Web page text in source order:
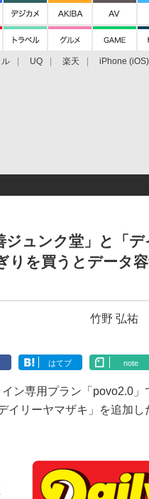
ル UQ 楽天 iPhone (iOS)
ュンク堂」と「
を買うとデータ容
竹野 弘祐
はてブ note
ン専用プラン「povo2.0」
リーヤマザキ」を追加し